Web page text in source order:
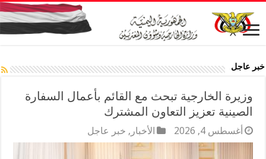
خبر عاجل
وزيرة الخارجية تبحث مع القائم بأعمال السفارة
الصينية تعزيز التعاون المشترك
أغسطس 4, 2026 الأخبار , خبر عاجل